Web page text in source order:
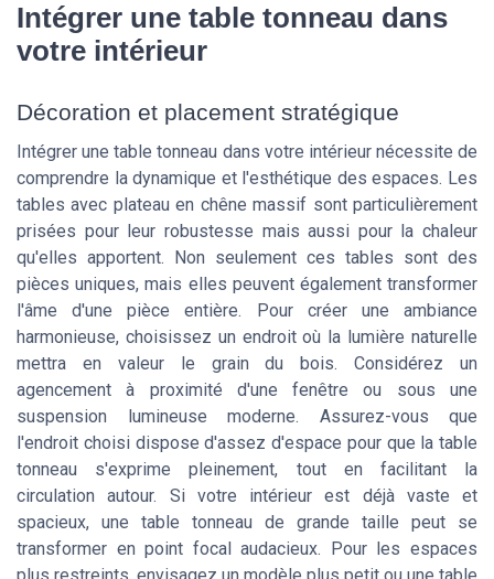
Intégrer une table tonneau dans
votre intérieur
Décoration et placement stratégique
Intégrer une table tonneau dans votre intérieur nécessite de
comprendre la dynamique et l'esthétique des espaces. Les
tables avec plateau en chêne massif sont particulièrement
prisées pour leur robustesse mais aussi pour la chaleur
qu'elles apportent. Non seulement ces tables sont des
pièces uniques, mais elles peuvent également transformer
l'âme d'une pièce entière. Pour créer une ambiance
harmonieuse, choisissez un endroit où la lumière naturelle
mettra en valeur le grain du bois. Considérez un
agencement à proximité d'une fenêtre ou sous une
suspension lumineuse moderne. Assurez-vous que
l'endroit choisi dispose d'assez d'espace pour que la table
tonneau s'exprime pleinement, tout en facilitant la
circulation autour. Si votre intérieur est déjà vaste et
spacieux, une table tonneau de grande taille peut se
transformer en point focal audacieux. Pour les espaces
plus restreints, envisagez un modèle plus petit ou une table